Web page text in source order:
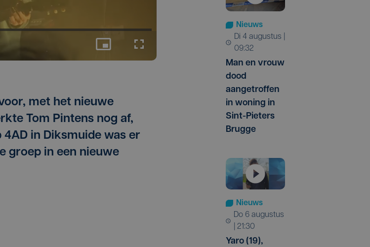
met het nieuwe
Tom Pintens nog af,
in Diksmuide was er
groep in een nieuwe
Nieuws
di 4 augustus |
09:32
Man en vrouw
dood
aangetroffen
in woning in
Sint-Pieters
Brugge
Nieuws
do 6 augustus
| 21:30
Yaro (19),